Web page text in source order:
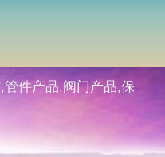
件产品,阀门产品,保